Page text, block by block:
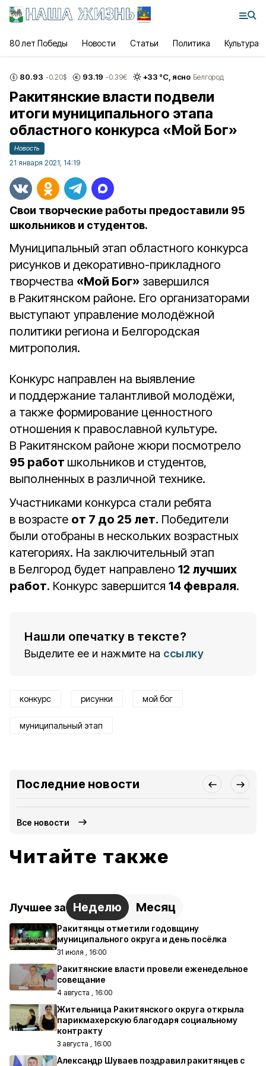
80 лет Победы Новости Статьи Политика Культура
80.93 -0.20$ 93.19 -0.39€ +33 °С, ясно Белгород
Ракитянские власти подвели
итоги муниципального этапа
областного конкурса «Мой Бог»
Новость
21 января 2021, 14:19
Свои творческие работы предоставили 95
школьников и студентов.
Муниципальный этап областного конкурса
рисунков и декоративно-прикладного
творчества «Мой Бог» завершился
в Ракитянском районе. Его организаторами
выступают управление молодёжной
политики региона и Белгородская
митрополия.
Конкурс направлен на выявление
и поддержание талантливой молодёжи,
а также формирование ценностного
отношения к православной культуре.
В Ракитянском районе жюри посмотрело
95 работ школьников и студентов,
выполненных в различной технике.
Участниками конкурса стали ребята
в возрасте от 7 до 25 лет. Победители
были отобраны в нескольких возрастных
категориях. На заключительный этап
в Белгород будет направлено 12 лучших
работ. Конкурс завершится 14 февраля.
Нашли опечатку в тексте?
Выделите ее и нажмите на ссылку
конкурс рисунки мой бог
муниципальный этап
Последние новости
Все новости
Читайте также
Лучшее за Неделю Месяц
Ракитянцы отметили годовщину
муниципального округа и день посёлка
31 июля , 16:00
Ракитянские власти провели еженедельное
совещание
4 августа , 16:00
Жительница Ракитянского округа открыла
парикмахерскую благодаря социальному
контракту
3 августа , 16:00
Александр Шуваев поздравил ракитянцев с